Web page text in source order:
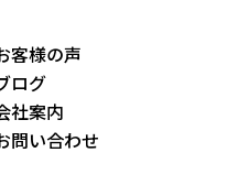
客様の声
ログ
社案内
問い合わせ